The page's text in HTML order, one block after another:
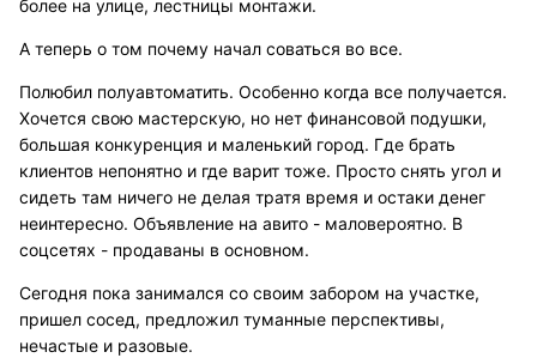
более на улице, лестницы монтажи.
А теперь о том почему начал соваться во все.
Полюбил полуавтоматить. Особенно когда все получается.
Хочется свою мастерскую, но нет финансовой подушки,
большая конкуренция и маленький город. Где брать
клиентов непонятно и где варит тоже. Просто снять угол и
сидеть там ничего не делая тратя время и остаки денег
неинтересно. Объявление на авито - маловероятно. В
соцсетях - продаваны в основном.
Сегодня пока занимался со своим забором на участке,
пришел сосед, предложил туманные перспективы,
нечастые и разовые.